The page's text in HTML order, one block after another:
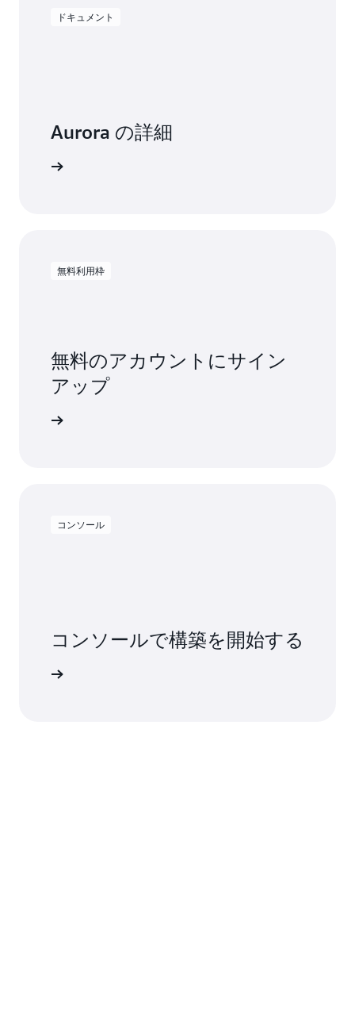
ドキュメント
Aurora の詳細
無料利用枠
無料のアカウントにサイン
アップ
コンソール
コンソールで構築を開始する